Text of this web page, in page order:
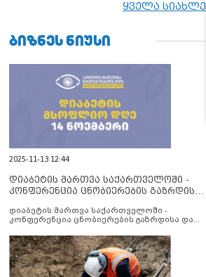
ყველა სიახლე
ᲑᲘᲖᲜᲔᲡ ᲜᲘᲣᲡᲘ
2025-11-13 12:44
დიაბეტის მართვა საქართველოში -
კონფერენცია ცნობიერების გაზრდისა
დიაბეტის მართვა საქართველოში -
კონფერენცია ცნობიერების გაზრდისა და